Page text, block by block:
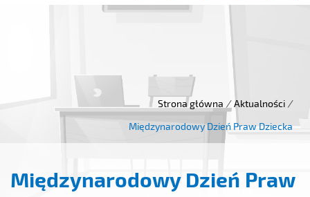
Strona główna / Aktualności /
Międzynarodowy Dzień Praw Dziecka
Międzynarodowy Dzień Praw